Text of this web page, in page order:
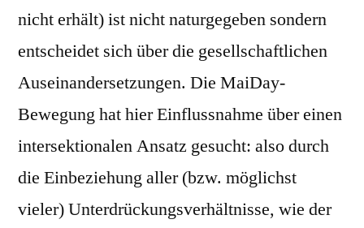
nicht erhält) ist nicht naturgegeben sondern
entscheidet sich über die gesellschaftlichen
Auseinandersetzungen. Die MaiDay-
Bewegung hat hier Einflussnahme über einen
intersektionalen Ansatz gesucht: also durch
die Einbeziehung aller (bzw. möglichst
vieler) Unterdrückungsverhältnisse, wie der